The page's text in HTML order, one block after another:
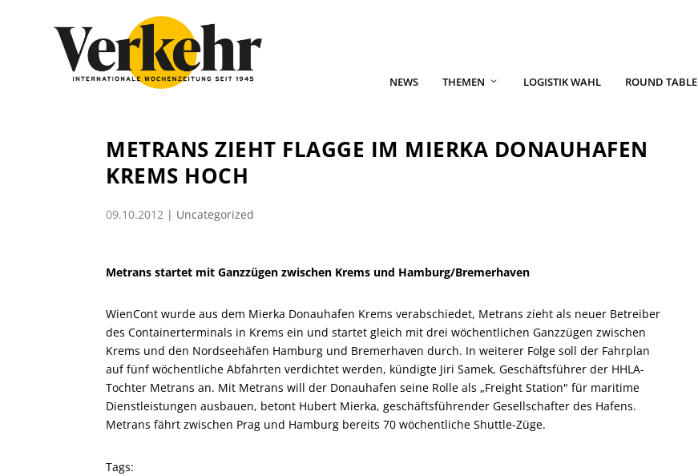
NEWS THEMEN LOGISTIK WAHL ROUND TABLE
METRANS ZIEHT FLAGGE IM MIERKA DONAUHAFEN
KREMS HOCH
09.10.2012 | Uncategorized
Metrans startet mit Ganzzügen zwischen Krems und Hamburg/Bremerhaven
WienCont wurde aus dem Mierka Donauhafen Krems verabschiedet, Metrans zieht als neuer Betreiber
des Containerterminals in Krems ein und startet gleich mit drei wöchentlichen Ganzzügen zwischen
Krems und den Nordseehäfen Hamburg und Bremerhaven durch. In weiterer Folge soll der Fahrplan
auf fünf wöchentliche Abfahrten verdichtet werden, kündigte Jiri Samek, Geschäftsführer der HHLA-
Tochter Metrans an. Mit Metrans will der Donauhafen seine Rolle als „Freight Station" für maritime
Dienstleistungen ausbauen, betont Hubert Mierka, geschäftsführender Gesellschafter des Hafens.
Metrans fährt zwischen Prag und Hamburg bereits 70 wöchentliche Shuttle-Züge.
Tags: